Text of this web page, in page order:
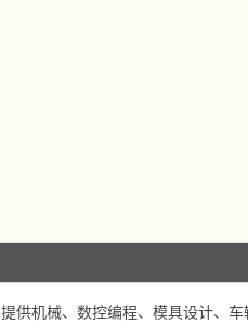
提供机械、数控编程、模具设计、